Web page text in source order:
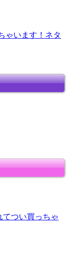
ゃいます！ネタ
つい買っちゃ